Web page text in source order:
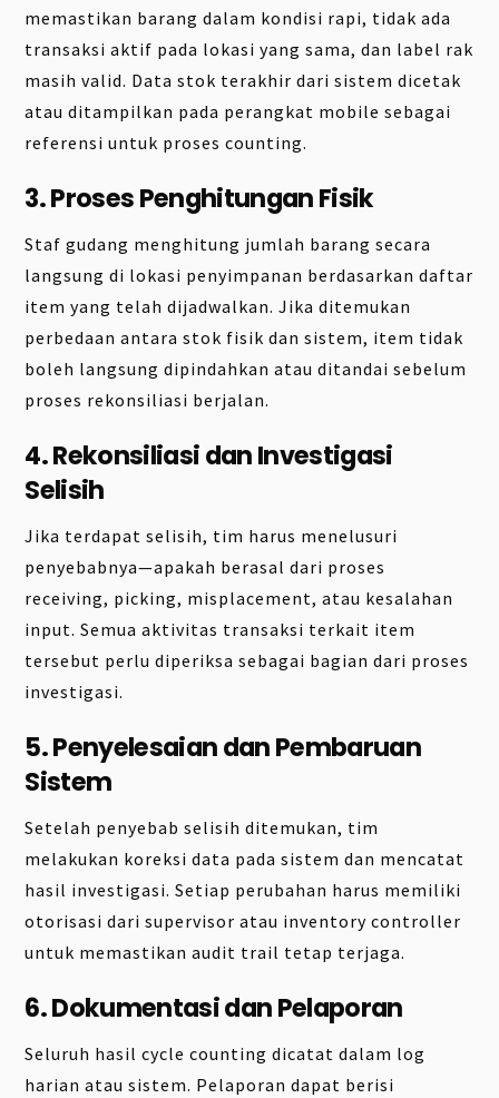
memastikan barang dalam kondisi rapi, tidak ada
transaksi aktif pada lokasi yang sama, dan label rak
masih valid. Data stok terakhir dari sistem dicetak
atau ditampilkan pada perangkat mobile sebagai
referensi untuk proses counting.
3. Proses Penghitungan Fisik
Staf gudang menghitung jumlah barang secara
langsung di lokasi penyimpanan berdasarkan daftar
item yang telah dijadwalkan. Jika ditemukan
perbedaan antara stok fisik dan sistem, item tidak
boleh langsung dipindahkan atau ditandai sebelum
proses rekonsiliasi berjalan.
4. Rekonsiliasi dan Investigasi
Selisih
Jika terdapat selisih, tim harus menelusuri
penyebabnya—apakah berasal dari proses
receiving, picking, misplacement, atau kesalahan
input. Semua aktivitas transaksi terkait item
tersebut perlu diperiksa sebagai bagian dari proses
investigasi.
5. Penyelesaian dan Pembaruan
Sistem
Setelah penyebab selisih ditemukan, tim
melakukan koreksi data pada sistem dan mencatat
hasil investigasi. Setiap perubahan harus memiliki
otorisasi dari supervisor atau inventory controller
untuk memastikan audit trail tetap terjaga.
6. Dokumentasi dan Pelaporan
Seluruh hasil cycle counting dicatat dalam log
harian atau sistem. Pelaporan dapat berisi